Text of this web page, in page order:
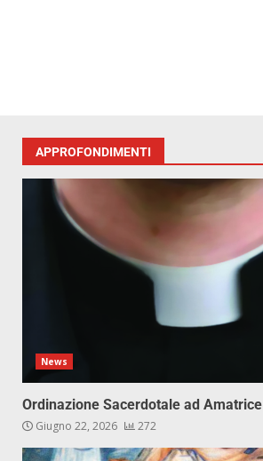
APPROFONDIMENTI
News
Ordinazione Sacerdotale ad Amatrice
Giugno 22, 2026 272